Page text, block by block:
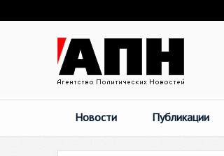
Новости Публикации